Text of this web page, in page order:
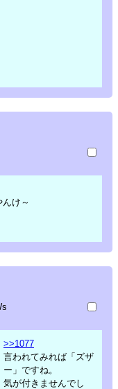
け～
>>1077
言われてみれば「ズザ
ー」ですね。
気が付きませんでし